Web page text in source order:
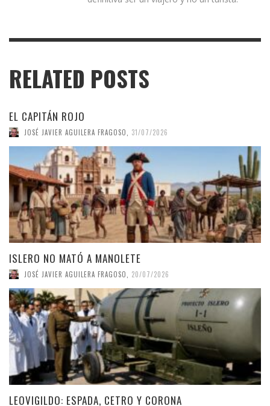
RELATED POSTS
EL CAPITÁN ROJO
JOSÉ JAVIER AGUILERA FRAGOSO 31/07/2026
ISLERO NO MATÓ A MANOLETE
JOSÉ JAVIER AGUILERA FRAGOSO 20/07/2026
LEOVIGILDO: ESPADA, CETRO Y CORONA